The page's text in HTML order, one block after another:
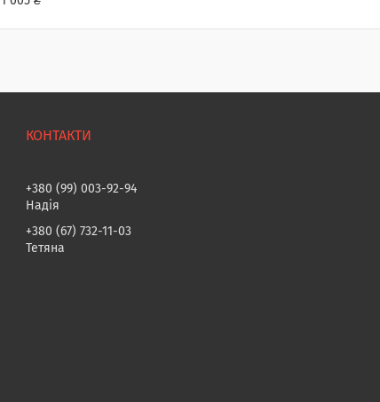
+380 (99) 003-92-94
Надія
+380 (67) 732-11-03
Тетяна